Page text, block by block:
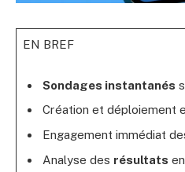
EN BREF
Sondages instantanés
Création et déploiement
Engagement immédiat
Analyse des résultats